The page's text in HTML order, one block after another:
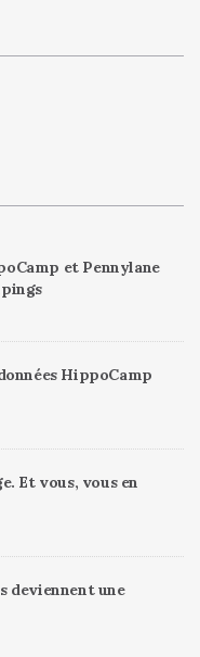
et Pennylane
HippoCamp
Et vous, vous en
deviennent une